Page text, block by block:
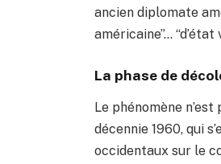
ancien diplomate
américaine”… “d’état
La phase de
Le phénomène
décennie 1960, qui
occidentaux sur le